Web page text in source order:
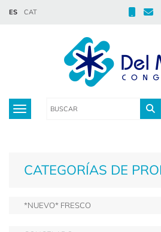
ES CAT
Toggle navigation
CATEGORÍAS DE
*NUEVO* FRESCO